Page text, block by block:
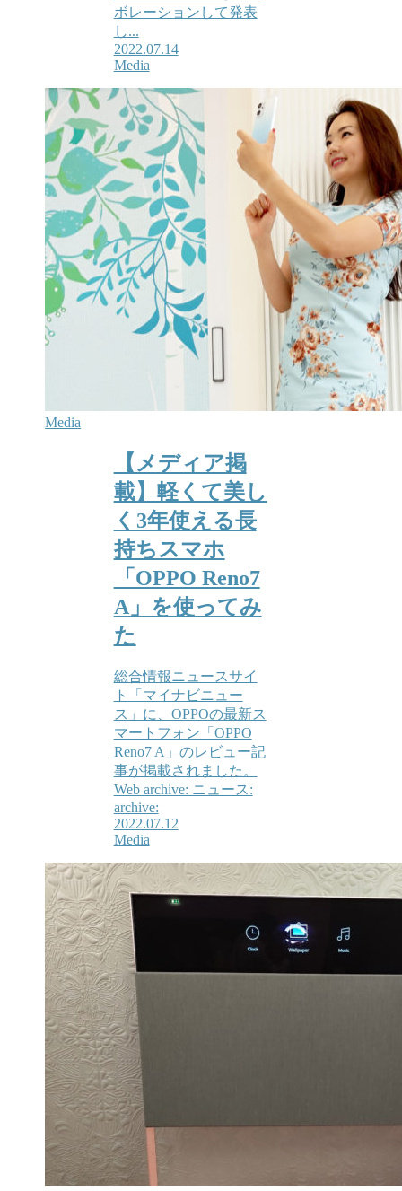
ボレーションして発表
し...
2022.07.14
Media
Media
【メディア掲
載】軽くて美し
く3年使える長
持ちスマホ
「OPPO Reno7
A」を使ってみ
た
総合情報ニュースサイ
ト「マイナビニュー
ス」に、OPPOの最新ス
マートフォン「OPPO
Reno7 A」のレビュー記
事が掲載されました。
Web archive: ニュース:
archive:
2022.07.12
Media